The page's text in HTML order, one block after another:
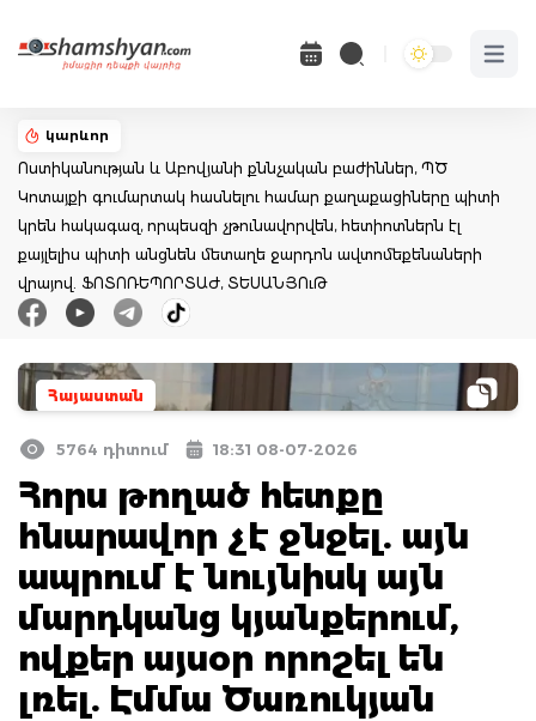
Open
կարևոր
Ոստիկանության և Աբովյանի քննչական բաժիններ, ՊԾ
Կոտայքի գումարտակ հասնելու համար քաղաքացիները պիտի
կրեն հակագազ, որպեսզի չթունավորվեն, հետիոտներն էլ
քայլելիս պիտի անցնեն մետաղե ջարդոն ավտոմեքենաների
վրայով. ՖՈՏՈՌԵՊՈՐՏԱԺ, ՏԵՍԱՆՅՈւԹ
Հայաստան
5764 դիտում 18:31 08-07-2026
Հորս թողած հետքը
հնարավոր չէ ջնջել. այն
ապրում է նույնիսկ այն
մարդկանց կյանքերում,
ովքեր այսօր որոշել են
լռել. Էմմա Ծառուկյան